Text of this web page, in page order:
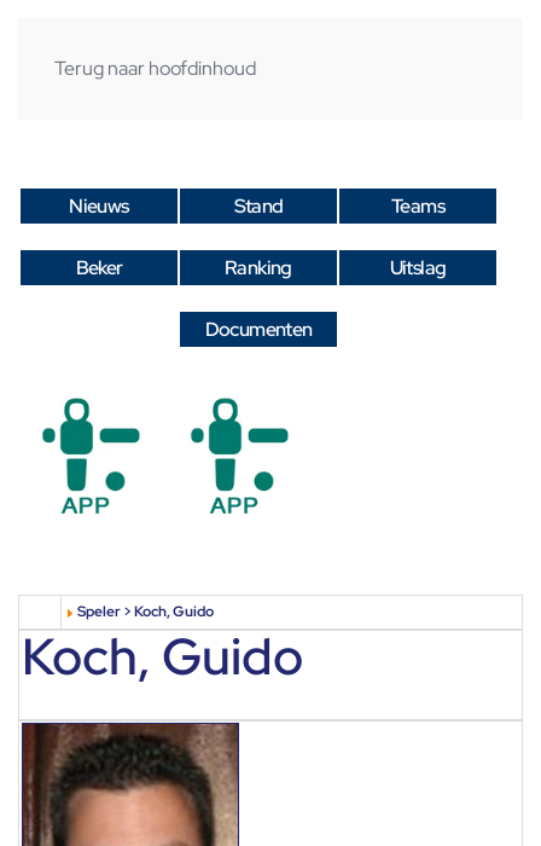
Terug naar hoofdinhoud
Nieuws Stand Teams
Beker Ranking Uitslag
Documenten
Speler > Koch, Guido
Koch, Guido